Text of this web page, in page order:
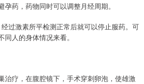
药，药物同时可以调整月经周期。
过激素所平检测正常后就可以停止服药。可
人的身体情况来看。
治疗，在腹腔镜下，手术穿刺卵泡，使雄激